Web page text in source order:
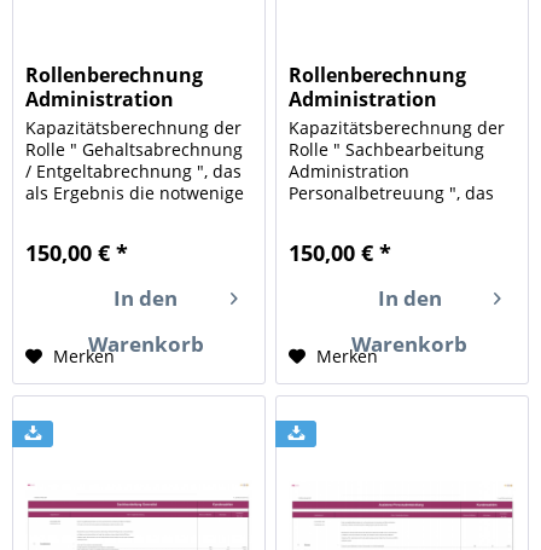
Rollenberechnung
Administration
Abrechnung
Kapazitätsberechnung der
Rolle " Gehaltsabrechnung
/ Entgeltabrechnung ", das
als Ergebnis die notwenige
Unternehmen
und Mengengerüste
zur...
150,00 € *
In den
Warenkorb
Merken
Rollenberechnung
Administration
Betreuung
Kapazitätsberechnung der
Rolle " Sachbearbeitung
Administration
Personalbetreuung ", das
Resources) für die in Ihrem
durchgeführten Aufgaben
berechnet. Ein...
150,00 € *
In den
Warenkorb
Merken